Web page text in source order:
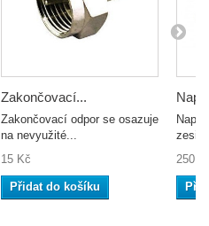
Zakončovací...
Zakončovací odpor se osazuje
na nevyužité...
15 Kč
Přidat do košíku
250